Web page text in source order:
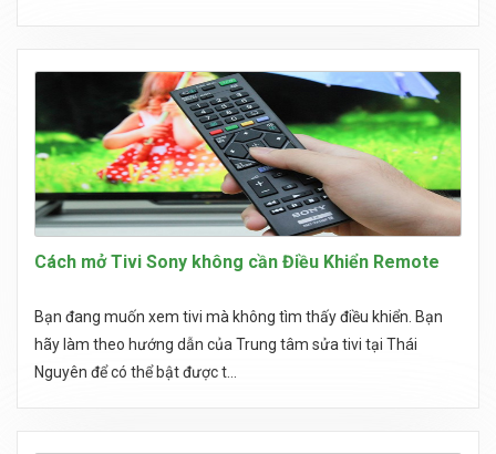
Cách mở Tivi Sony không cần Điều Khiển Remote
Bạn đang muốn xem tivi mà không tìm thấy điều khiển. Bạn
hãy làm theo hướng dẫn của Trung tâm sửa tivi tại Thái
Nguyên để có thể bật được t...